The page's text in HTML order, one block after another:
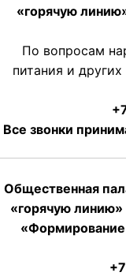
«горячую
По вопросам
питания и
Все звонки
Общественная
«горячую